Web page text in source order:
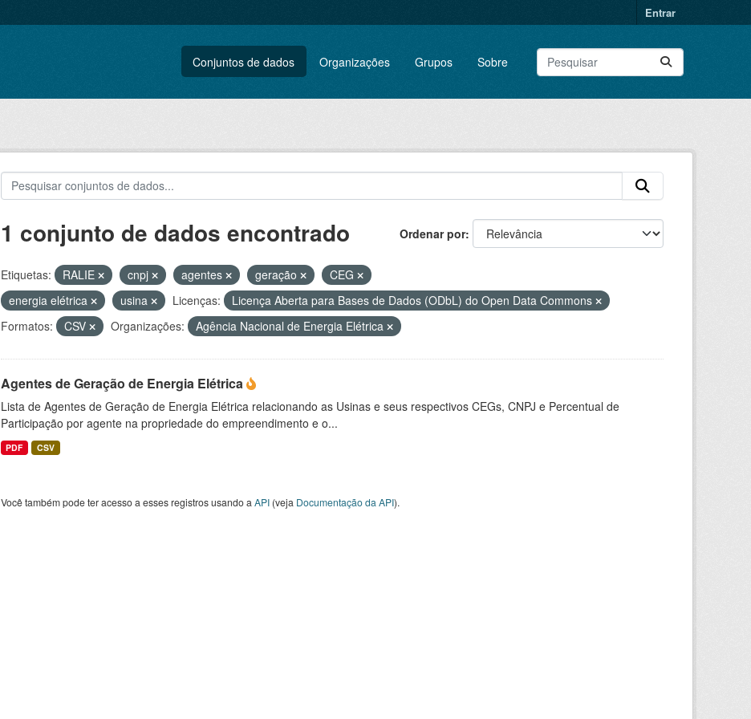
Entrar
Conjuntos de dados Organizações Grupos Sobre
Ordenar por
1 conjunto de dados encontrado
Etiquetas: RALIE cnpj agentes geração
CEG
energia elétrica
usina Licenças:
Licença Aberta para Bases de Dados (ODbL) do Open Data Commons
Formatos:
CSV Organizações: Agência Nacional de Energia Elétrica
Agentes de Geração de Energia Elétrica
Lista de Agentes de Geração de Energia Elétrica relacionando as Usinas e seus respectivos CEGs, CNPJ e Percentual de
Participação por agente na propriedade do empreendimento e o...
PDF CSV
Você também pode ter acesso a esses registros usando a API(veja Documentação da API).